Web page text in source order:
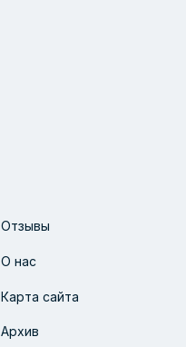
Отзывы
О нас
Карта сайта
Архив